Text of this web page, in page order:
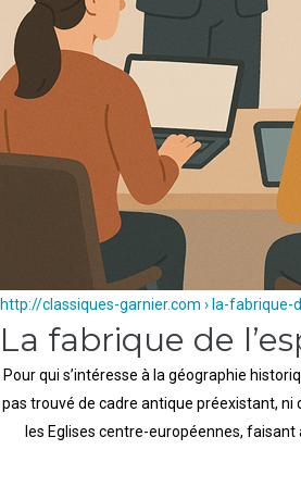
http://classiques-garnier.com › la-fabrique-
La fabrique de
Pour qui s’intéresse à la géographie
pas trouvé de cadre antique préexistant, ni
les Eglises centre-européennes,